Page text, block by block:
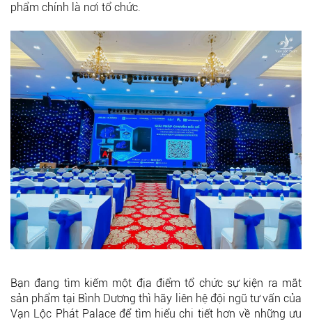
phẩm chính là nơi tổ chức.
Bạn đang tìm kiếm một địa điểm tổ chức sự kiện ra mắt
sản phẩm tại Bình Dương thì hãy liên hệ đội ngũ tư vấn của
Vạn Lộc Phát Palace để tìm hiểu chi tiết hơn về những ưu